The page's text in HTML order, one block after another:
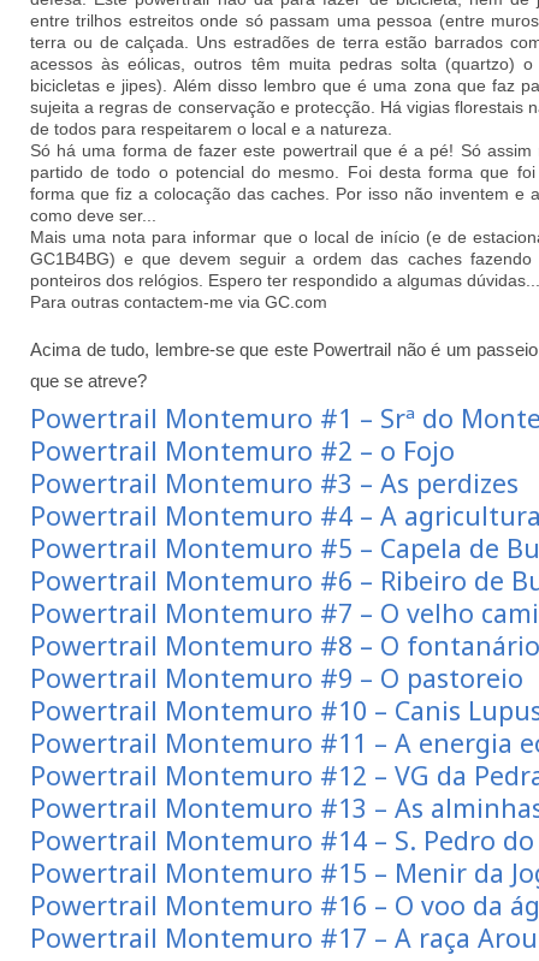
entre trilhos estreitos onde só passam uma pessoa (entre
terra ou de calçada. Uns estradões de terra estão barrados
acessos às eólicas, outros têm muita pedras solta (quartzo)
bicicletas e jipes). Além disso lembro que é uma zona que faz
sujeita a regras de conservação e protecção. Há vigias florestais
de todos para respeitarem o local e a natureza.
Só há uma forma de fazer este powertrail que é a pé! Só
partido de todo o potencial do mesmo. Foi desta forma que
forma que fiz a colocação das caches. Por isso não inventem e
como deve ser...
Mais uma nota para informar que o local de início (e de
GC1B4BG) e que devem seguir a ordem das caches
ponteiros dos relógios. Espero ter respondido a algumas dúvidas...
Para outras contactem-me via GC.com
Acima de tudo, lembre-se que este Powertrail não é um
que se atreve?
Powertrail Montemuro #1 – Srª do
Powertrail Montemuro #2 – o Fojo
Powertrail Montemuro #3 – As perdizes
Powertrail Montemuro #4 – A
Powertrail Montemuro #5 – Capela de
Powertrail Montemuro #6 – Ribeiro de
Powertrail Montemuro #7 – O velho
Powertrail Montemuro #8 – O
Powertrail Montemuro #9 – O pastoreio
Powertrail Montemuro #10 – Canis
Powertrail Montemuro #11 – A energia
Powertrail Montemuro #12 – VG da
Powertrail Montemuro #13 – As
Powertrail Montemuro #14 – S. Pedro do
Powertrail Montemuro #15 – Menir da
Powertrail Montemuro #16 – O voo da
Powertrail Montemuro #17 – A raça